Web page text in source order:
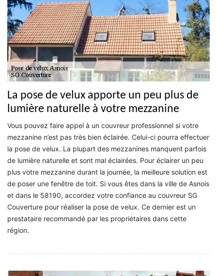
La pose de velux apporte un peu plus de
lumière naturelle à votre mezzanine
Vous pouvez faire appel à un couvreur professionnel si votre
mezzanine n’est pas très bien éclairée. Celui-ci pourra effectuer
la pose de velux. La plupart des mezzanines manquent parfois
de lumière naturelle et sont mal éclairées. Pour éclairer un peu
plus votre mezzanine durant la journée, la meilleure solution est
de poser une fenêtre de toit. Si vous êtes dans la ville de Asnois
et dans le 58190, accordez votre confiance au couvreur SG
Couverture pour réaliser la pose de velux. Ce dernier est un
prestataire recommandé par les propriétaires dans cette
région.